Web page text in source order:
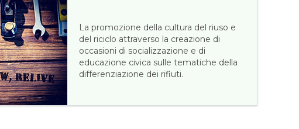
La promozione della cultura del riuso e
del riciclo attraverso la creazione di
occasioni di socializzazione e di
educazione civica sulle tematiche della
differenziazione dei rifiuti.